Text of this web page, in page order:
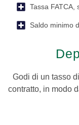
Tassa FATCA,
Saldo minimo
Godi di un tasso
contratto, in modo